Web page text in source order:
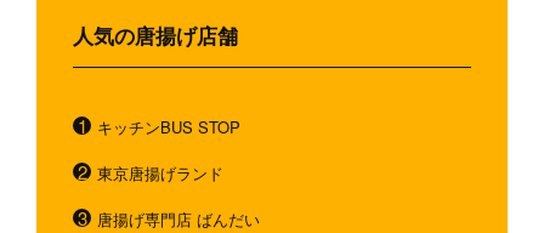
人気の唐揚げ店舗
キッチンBUS STOP
東京唐揚げランド
唐揚げ専門店 ばんだい